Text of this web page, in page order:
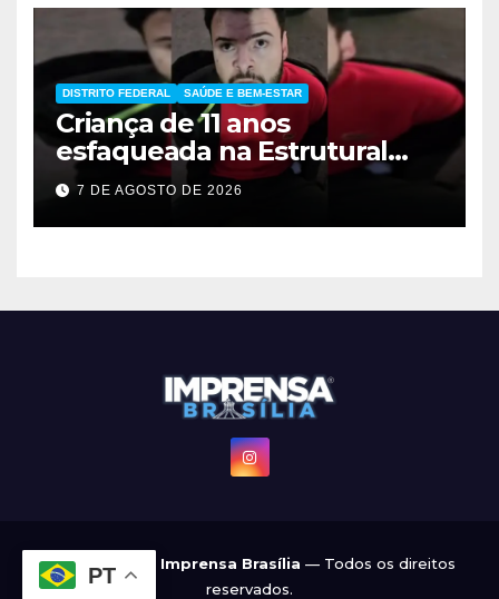
DISTRITO FEDERAL SAÚDE E BEM-ESTAR
Criança de 11 anos
esfaqueada na Estrutural
apresenta melhora
significativa
7 DE AGOSTO DE 2026
© 2022 - 2026 Imprensa Brasília — Todos os direitos
reservados.
PT